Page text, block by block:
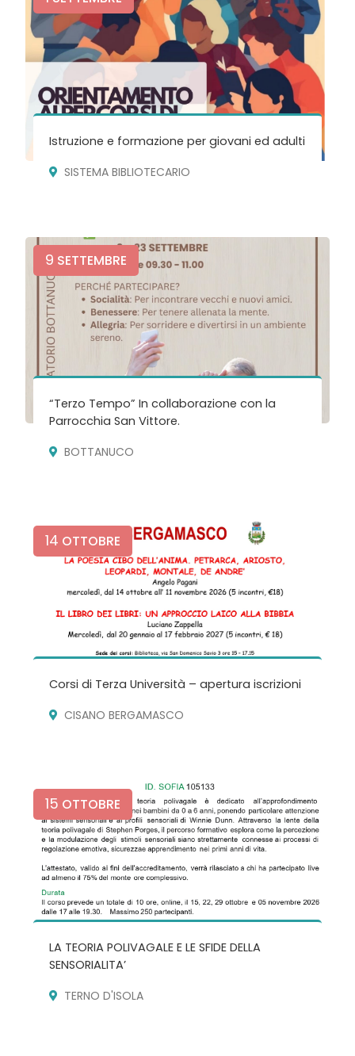
Istruzione e formazione per giovani ed adulti
SISTEMA BIBLIOTECARIO
9 SETTEMBRE
“Terzo Tempo” In collaborazione con la
Parrocchia San Vittore.
BOTTANUCO
14 OTTOBRE
Corsi di Terza Università – apertura iscrizioni
CISANO BERGAMASCO
15 OTTOBRE
LA TEORIA POLIVAGALE E LE SFIDE DELLA
SENSORIALITA’
TERNO D'ISOLA